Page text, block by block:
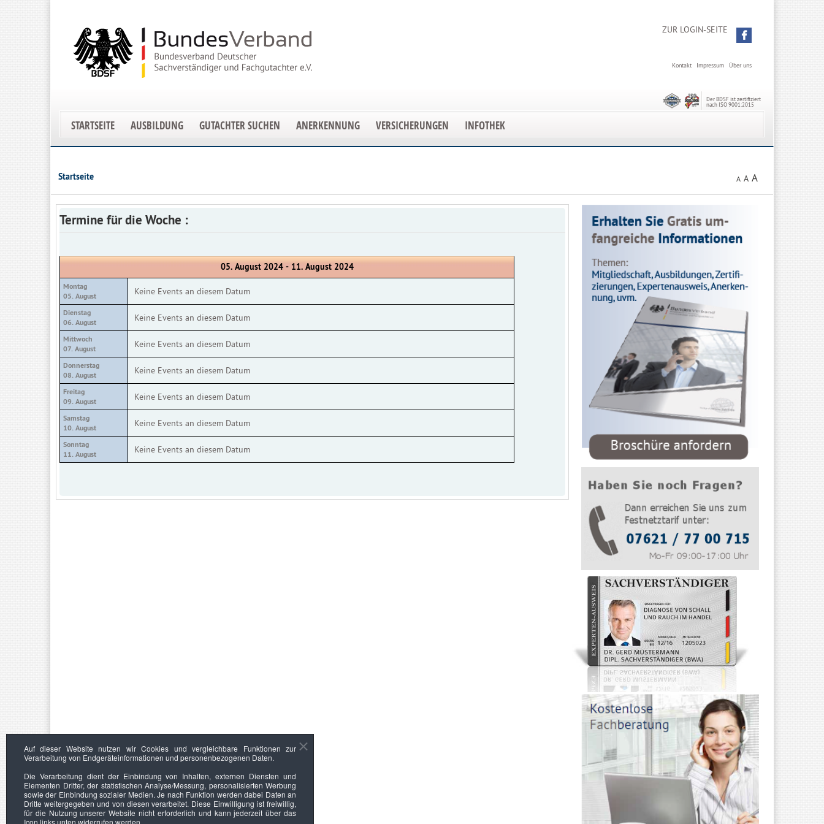
ZUR LOGIN-SEITE
Über uns
Impressum
Kontakt
Der BDSF ist zertifiziert
nach ISO 9001:2015
STARTSEITE AUSBILDUNG GUTACHTER SUCHEN ANERKENNUNG VERSICHERUNGEN INFOTHEK
Startseite A A A
Termine für die Woche :
05. August 2024 - 11. August 2024
Montag
05. August
Keine Events an diesem Datum
Dienstag
06. August
Keine Events an diesem Datum
Mittwoch
07. August
Keine Events an diesem Datum
Donnerstag
08. August
Keine Events an diesem Datum
Freitag
09. August
Keine Events an diesem Datum
Samstag
10. August
Keine Events an diesem Datum
Sonntag
11. August
Keine Events an diesem Datum
Auf dieser Website nutzen wir Cookies und vergleichbare Funktionen zur
Verarbeitung von Endgeräteinformationen und personenbezogenen Daten.
Die Verarbeitung dient der Einbindung von Inhalten, externen Diensten und
Elementen Dritter, der statistischen Analyse/Messung, personalisierten Werbung
sowie der Einbindung sozialer Medien. Je nach Funktion werden dabei Daten an
Dritte weitergegeben und von diesen verarbeitet. Diese Einwilligung ist freiwillig,
für die Nutzung unserer Website nicht erforderlich und kann jederzeit über das
Icon links unten widerrufen werden.